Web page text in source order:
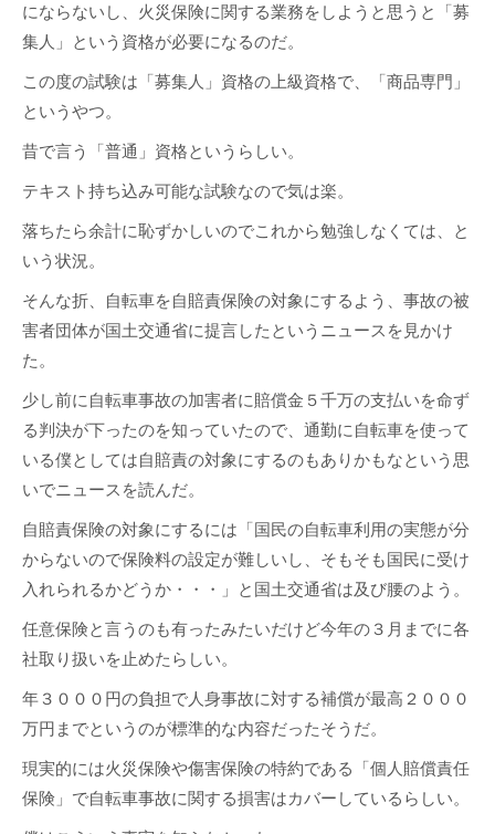
にならないし、火災保険に関する業務をしようと思うと「募
集人」という資格が必要になるのだ。
この度の試験は「募集人」資格の上級資格で、「商品専門」
というやつ。
昔で言う「普通」資格というらしい。
テキスト持ち込み可能な試験なので気は楽。
落ちたら余計に恥ずかしいのでこれから勉強しなくては、と
いう状況。
そんな折、自転車を自賠責保険の対象にするよう、事故の被
害者団体が国土交通省に提言したというニュースを見かけ
た。
少し前に自転車事故の加害者に賠償金５千万の支払いを命ず
る判決が下ったのを知っていたので、通勤に自転車を使って
いる僕としては自賠責の対象にするのもありかもなという思
いでニュースを読んだ。
自賠責保険の対象にするには「国民の自転車利用の実態が分
からないので保険料の設定が難しいし、そもそも国民に受け
入れられるかどうか・・・」と国土交通省は及び腰のよう。
任意保険と言うのも有ったみたいだけど今年の３月までに各
社取り扱いを止めたらしい。
年３０００円の負担で人身事故に対する補償が最高２０００
万円までというのが標準的な内容だったそうだ。
現実的には火災保険や傷害保険の特約である「個人賠償責任
保険」で自転車事故に関する損害はカバーしているらしい。